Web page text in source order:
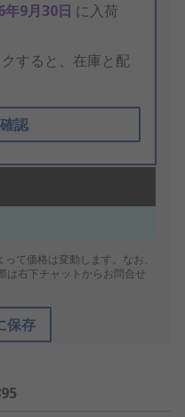
年9月30日 に入荷
すると、在庫と配
認
て価格は変動します。なお、
は右下チャットからお問合せ
保存